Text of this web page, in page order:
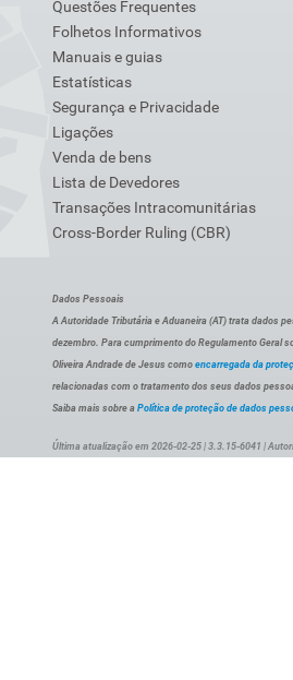
Questões Frequentes
Folhetos Informativos
Manuais e guias
Estatísticas
Segurança e Privacidade
Ligações
Venda de bens
Lista de Devedores
Transações Intracomunitárias
Cross-Border Ruling (CBR)
Dados Pessoais
A Autoridade Tributária e Aduaneira (AT) trata dados
dezembro. Para cumprimento do Regulamento Geral
Oliveira Andrade de Jesus como encarregada da
relacionadas com o tratamento dos seus dados
Saiba mais sobre a Política de proteção de dados
Última atualização em 2026-02-25 | 3.3.15-6041 |